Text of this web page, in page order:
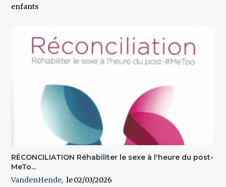
enfants
RÉCONCILIATION Réhabiliter le sexe à l'heure du post-
MeTo...
VandenHende
02/03/2026